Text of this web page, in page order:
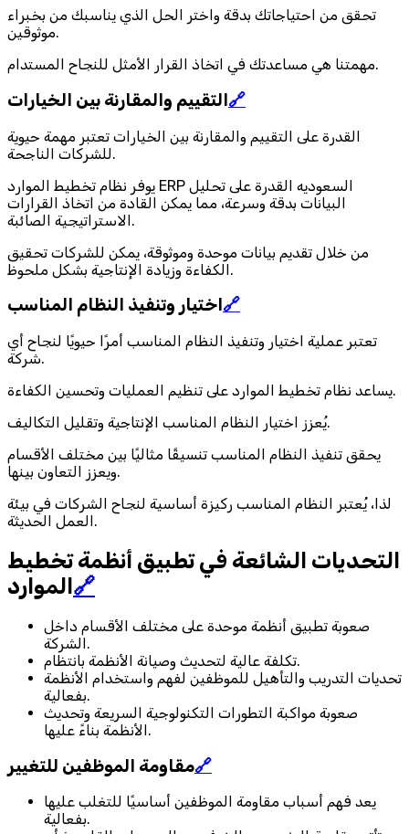
تحقق من احتياجاتك بدقة واختر الحل الذي يناسبك من بخبراء
موثوقين.
مهمتنا هي مساعدتك في اتخاذ القرار الأمثل للنجاح المستدام.
التقييم والمقارنة بين الخيارات 🔗
القدرة على التقييم والمقارنة بين الخيارات تعتبر مهمة حيوية
للشركات الناجحة.
يوفر نظام تخطيط الموارد ERP السعوديه القدرة على تحليل
البيانات بدقة وسرعة، مما يمكن القادة من اتخاذ القرارات
الاستراتيجية الصائبة.
من خلال تقديم بيانات موحدة وموثوقة، يمكن للشركات تحقيق
الكفاءة وزيادة الإنتاجية بشكل ملحوظ.
اختيار وتنفيذ النظام المناسب🔗
تعتبر عملية اختيار وتنفيذ النظام المناسب أمرًا حيويًا لنجاح أي
شركة.
يساعد نظام تخطيط الموارد على تنظيم العمليات وتحسين الكفاءة.
يُعزز اختيار النظام المناسب الإنتاجية وتقليل التكاليف.
يحقق تنفيذ النظام المناسب تنسيقًا مثاليًا بين مختلف الأقسام
ويعزز التعاون بينها.
لذا، يُعتبر النظام المناسب ركيزة أساسية لنجاح الشركات في بيئة
العمل الحديثة.
التحديات الشائعة في تطبيق أنظمة تخطيط
الموارد 🔗
صعوبة تطبيق أنظمة موحدة على مختلف الأقسام داخل
الشركة.
تكلفة عالية لتحديث وصيانة الأنظمة بانتظام.
تحديات التدريب والتأهيل للموظفين لفهم واستخدام الأنظمة
بفعالية.
صعوبة مواكبة التطورات التكنولوجية السريعة وتحديث
الأنظمة بناءً عليها.
مقاومة الموظفين للتغيير🔗
يعد فهم أسباب مقاومة الموظفين أساسيًا للتغلب عليها
بفعالية.